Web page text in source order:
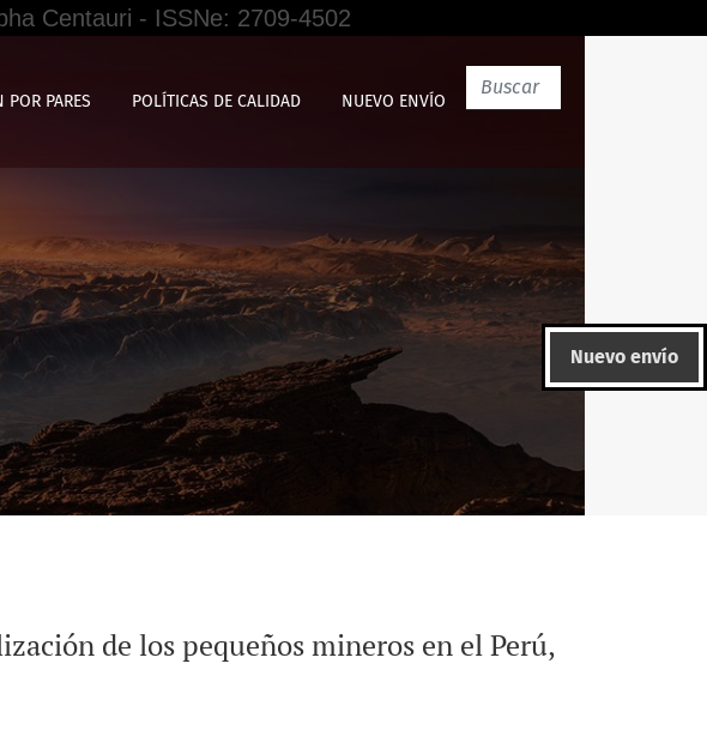
Centauri - ISSNe: 2709-4502
POR PARES POLÍTICAS DE CALIDAD NUEVO ENVÍO
Nuevo envío
de los pequeños mineros en el Perú,